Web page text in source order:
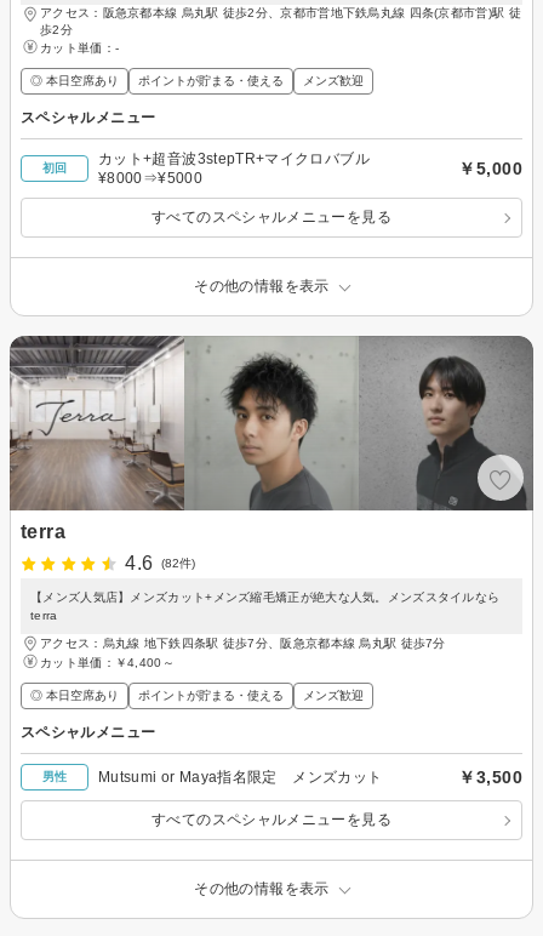
アクセス：阪急京都本線 烏丸駅 徒歩2分、京都市営地下鉄烏丸線 四条(京都市営)駅 徒
歩2分
カット単価： -
◎ 本日空席あり ポイントが貯まる・使える メンズ歓迎
スペシャルメニュー
初回
カット+超音波3stepTR+マイクロバブル
¥8000⇒¥5000
￥5,000
すべてのスペシャルメニューを見る
その他の情報を表示
terra
4.6
(82件)
【メンズ人気店】メンズカット+メンズ縮毛矯正が絶大な人気。メンズスタイルなら
terra
アクセス：烏丸線 地下鉄四条駅 徒歩7分、阪急京都本線 烏丸駅 徒歩7分
カット単価： ￥4,400～
◎ 本日空席あり ポイントが貯まる・使える メンズ歓迎
スペシャルメニュー
男性 Mutsumi or Maya指名限定 メンズカット ￥3,500
すべてのスペシャルメニューを見る
その他の情報を表示